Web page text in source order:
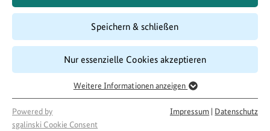
Speichern & schließen
Nur essenzielle Cookies akzeptieren
Weitere Informationen anzeigen
Powered by
sgalinski Cookie Consent
Impressum | Datenschutz
Website besuchen Download
04/2017
Förderung